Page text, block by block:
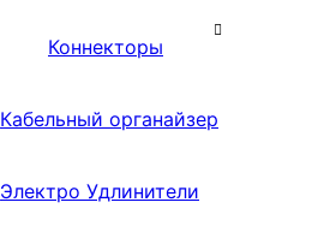
Коннекторы
Кабельный органайзер
Электро Удлинители